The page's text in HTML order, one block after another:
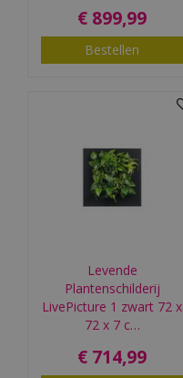
€ 899,99
Bestellen
Levende
Plantenschilderij
LivePicture 1 zwart 72 x
72 x 7 c…
€ 714,99